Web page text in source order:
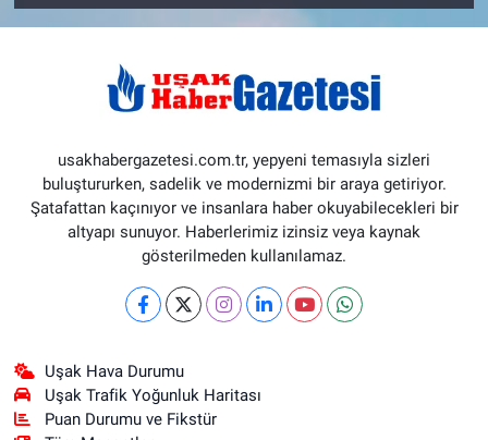
usakhabergazetesi.com.tr, yepyeni temasıyla sizleri
buluştururken, sadelik ve modernizmi bir araya getiriyor.
Şatafattan kaçınıyor ve insanlara haber okuyabilecekleri bir
altyapı sunuyor. Haberlerimiz izinsiz veya kaynak
gösterilmeden kullanılamaz.
Uşak Hava Durumu
Uşak Trafik Yoğunluk Haritası
Puan Durumu ve Fikstür